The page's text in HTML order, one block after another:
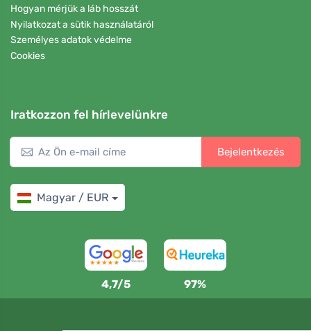
Hogyan mérjük a láb hosszát
Nyilatkozat a sütik használatáról
Személyes adatok védelme
Cookies
Iratkozzon fel hírlevelünkre
Bejelentkezés
Magyar / EUR
4,7/5 97%